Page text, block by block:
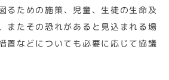
るための施策、児童、生徒の生命及
またその恐れがあると見込まれる場
置などについても必要に応じて協議